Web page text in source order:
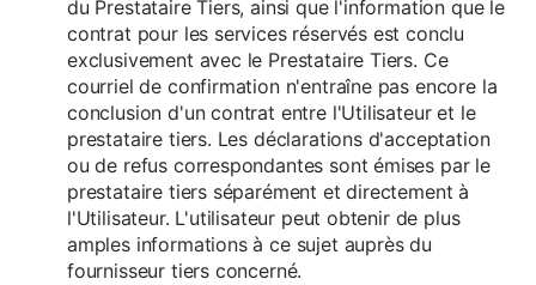
du Prestataire Tiers, ainsi que l'information que le
contrat pour les services réservés est conclu
exclusivement avec le Prestataire Tiers. Ce
courriel de confirmation n'entraîne pas encore la
conclusion d'un contrat entre l'Utilisateur et le
prestataire tiers. Les déclarations d'acceptation
ou de refus correspondantes sont émises par le
prestataire tiers séparément et directement à
l'Utilisateur. L'utilisateur peut obtenir de plus
amples informations à ce sujet auprès du
fournisseur tiers concerné.